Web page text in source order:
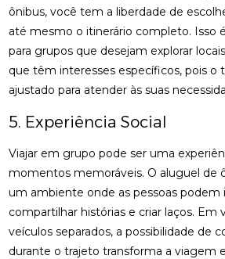
ônibus, você tem a liberdade de
até mesmo o itinerário completo. Isso
para grupos que desejam explorar
que têm interesses específicos, pois o
ajustado para atender às suas
5. Experiência Social
Viajar em grupo pode ser uma
momentos memoráveis. O aluguel de
um ambiente onde as pessoas podem
compartilhar histórias e criar laços. Em
veículos separados, a possibilidade de
durante o trajeto transforma a